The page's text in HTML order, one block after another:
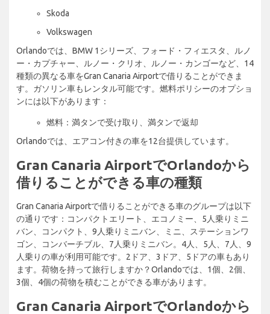
Skoda
Volkswagen
Orlandoでは、BMW 1シリーズ、フォード・フィエスタ、ルノ
ー・カプチャー、ルノー・クリオ、ルノー・カンゴーなど、14
種類の異なる車をGran Canaria Airportで借りることができま
す。ガソリン車もレンタル可能です。燃料ポリシーのオプショ
ンには以下があります：
燃料：満タンで受け取り、満タンで返却
Orlandoでは、エアコン付きの車を12台提供しています。
Gran Canaria AirportでOrlandoから
借りることができる車の種類
Gran Canaria Airportで借りることができる車のグループは以下
の通りです：コンパクトエリート、エコノミー、5人乗りミニ
バン、コンパクト、9人乗りミニバン、ミニ、ステーションワ
ゴン、コンバーチブル、7人乗りミニバン。4人、5人、7人、9
人乗りの車が利用可能です。2ドア、3ドア、5ドアの車もあり
ます。荷物を持って旅行しますか？Orlandoでは、1個、2個、
3個、4個の荷物を積むことができる車があります。
Gran Canaria AirportでOrlandoから